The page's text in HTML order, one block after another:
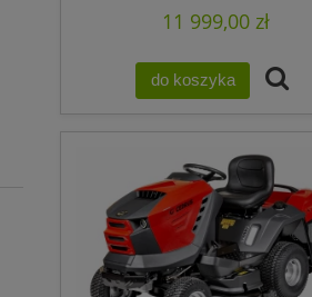
11 999,00 zł
do koszyka